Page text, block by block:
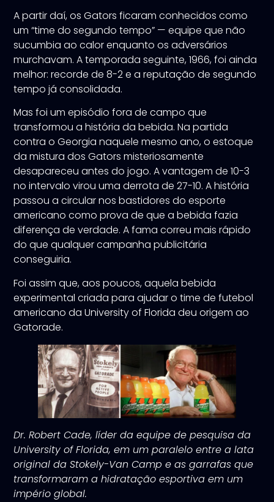
A partir daí, os Gators ficaram conhecidos como
um “time do segundo tempo” — equipe que não
sucumbia ao calor enquanto os adversários
murchavam. A temporada seguinte, 1966, foi ainda
melhor: recorde de 8-2 e a reputação de segundo
tempo já consolidada.
Mas foi um episódio fora de campo que
transformou a história da bebida. Na partida
contra o Georgia naquele mesmo ano, o estoque
da mistura dos Gators misteriosamente
desapareceu antes do jogo. A vantagem de 10-3
no intervalo virou uma derrota de 27-10. A história
passou a circular nos bastidores do esporte
americano como prova de que a bebida fazia
diferença de verdade. A fama correu mais rápido
do que qualquer campanha publicitária
conseguiria.
Foi assim que, aos poucos, aquela bebida
experimental criada para ajudar o time de futebol
americano da University of Florida deu origem ao
Gatorade.
Dr. Robert Cade, líder da equipe de pesquisa da
University of Florida, em um paralelo entre a lata
original da Stokely-Van Camp e as garrafas que
transformaram a hidratação esportiva em um
império global.